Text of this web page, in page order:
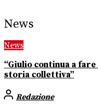
News
News
“Giulio continua a
storia collettiva”
Redazione